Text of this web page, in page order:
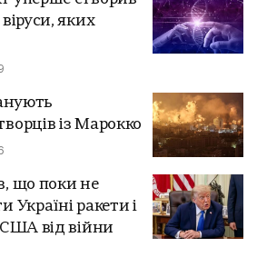
яких
із Марокко
що поки не
Україні ракети і
від війни